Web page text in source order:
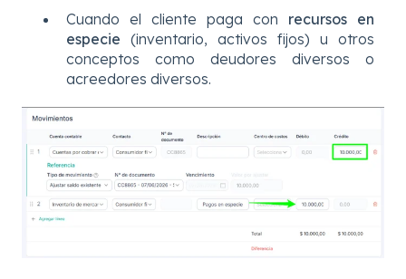
Cuando el cliente paga con recursos en
especie (inventario, activos fijos) u otros
conceptos como deudores diversos o
acreedores diversos.